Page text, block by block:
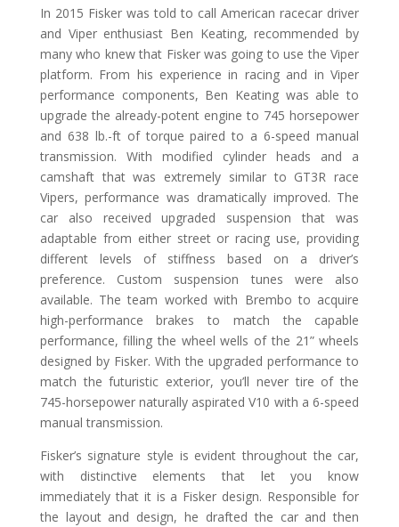
In 2015 Fisker was told to call American racecar driver
and Viper enthusiast Ben Keating, recommended by
many who knew that Fisker was going to use the Viper
platform. From his experience in racing and in Viper
performance components, Ben Keating was able to
upgrade the already-potent engine to 745 horsepower
and 638 lb.-ft of torque paired to a 6-speed manual
transmission. With modified cylinder heads and a
camshaft that was extremely similar to GT3R race
Vipers, performance was dramatically improved. The
car also received upgraded suspension that was
adaptable from either street or racing use, providing
different levels of stiffness based on a driver’s
preference. Custom suspension tunes were also
available. The team worked with Brembo to acquire
high-performance brakes to match the capable
performance, filling the wheel wells of the 21” wheels
designed by Fisker. With the upgraded performance to
match the futuristic exterior, you’ll never tire of the
745-horsepower naturally aspirated V10 with a 6-speed
manual transmission.
Fisker’s signature style is evident throughout the car,
with distinctive elements that let you know
immediately that it is a Fisker design. Responsible for
the layout and design, he drafted the car and then